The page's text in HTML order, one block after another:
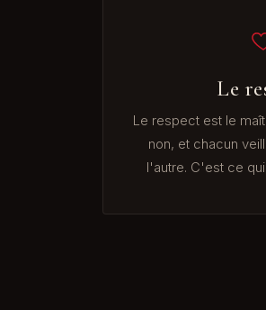
Le
Le respect est le
non, et chacun
l'autre. C'est ce